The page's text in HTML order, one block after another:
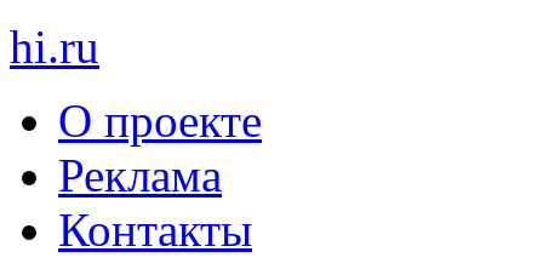
hi.ru
О проекте
Реклама
Контакты